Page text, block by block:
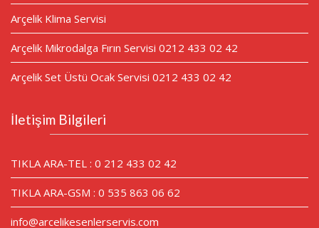
Arçelik Klima Servisi
Arçelik Mikrodalga Fırın Servisi 0212 433 02 42
Arçelik Set Üstü Ocak Servisi 0212 433 02 42
İletişim Bilgileri
TIKLA ARA-TEL : 0 212 433 02 42
TIKLA ARA-GSM : 0 535 863 06 62
info@arcelikesenlerservis.com